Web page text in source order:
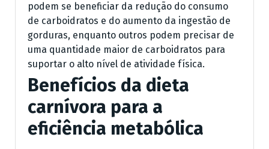
podem se beneficiar da redução do consumo
de carboidratos e do aumento da ingestão de
gorduras, enquanto outros podem precisar de
uma quantidade maior de carboidratos para
suportar o alto nível de atividade física.
Benefícios da dieta
carnívora para a
eficiência metabólica